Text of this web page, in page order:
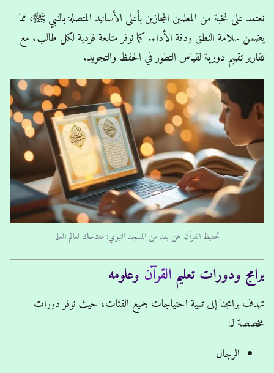
نعتمد على نخبة من المعلمين المجازين بأعلى الأسانيد المتصلة بالنبي ﷺ، مما
يضمن سلامة النطق ودقة الأداء. كما نوفر متابعة فردية لكل طالب، مع
تقارير تقييم دورية لقياس التطور في الحفظ والتجويد.
تحفيظ القرآن عن بعد من المسجد النبوي: مفتاحك لعالم العلم
برامج ودورات تعليمالقرآن وعلومه
تهدف برامجنا إلى تلبية احتياجات جميع الفئات، حيث نوفر دورات
مخصصة لـ:
الرجال